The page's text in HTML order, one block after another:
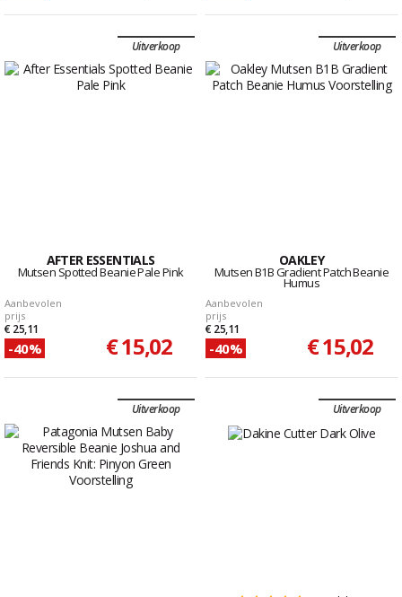
Uitverkoop
AFTER ESSENTIALS
Mutsen Spotted Beanie Pale Pink
Aanbevolen
prijs
€ 25,11
-40% € 15,02
Uitverkoop
OAKLEY
Mutsen B1B Gradient Patch Beanie
Humus
Aanbevolen
prijs
€ 25,11
-40% € 15,02
Uitverkoop Uitverkoop